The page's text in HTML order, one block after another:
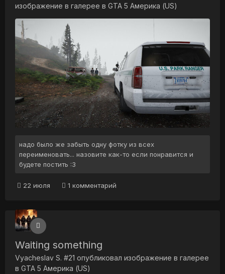
изображение в галерее в GTA 5 Америка (US)
надо было же забыть одну фотку из всех
переименовать... назовите как-то если понравится и
будете постить :3
22 июля 1 комментарий
Waiting something
Vyacheslav S. #21 опубликовал изображение в галерее
в GTA 5 Америка (US)